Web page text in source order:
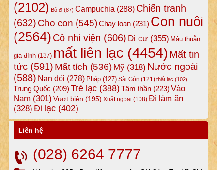
(2102) Bỏ đi(87) Campuchia (288) Chiến tranh
(632) Cho con (545)Chạy loạn(231) Con nuôi
(2564) Cô nhi viện (606) Di cư(355) Mâu thuẫn
gia đình(137) mất liên lạc (4454) Mất tin
tức(591) Mất tích (536) Mỹ(318) Nước ngoài
(588) Nạn đói (278) Pháp(127) Sài Gòn (121) thất lạc (102)
Trung Quốc (209) Trẻ lạc(388) Tâm thần(223) Vào
Nam (301) Vượt biên (195) Xuất ngoại (108) Đi làm ăn
(328) Đi lạc(402)
Liên hệ
(028) 6264 7777